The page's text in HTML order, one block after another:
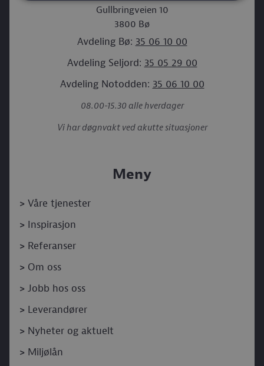
Gullbringveien 10
3800 Bø
Avdeling Bø: 35 06 10 00
Avdeling Seljord: 35 05 29 00
Avdeling Notodden: 35 06 10 00
08.00-15.30 alle hverdager
Vi har døgnvakt ved akutte situasjoner
Meny
> Våre tjenester
> Inspirasjon
> Referanser
> Om oss
> Jobb hos oss
> Leverandører
> Nyheter og aktuelt
> Miljølån